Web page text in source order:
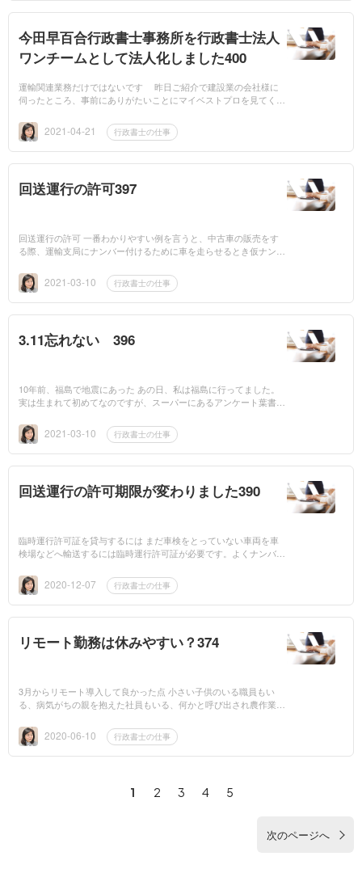
今田早百合行政書士事務所を行政書士法人
ワンチームとして法人化しました400
運輸関連業務だけではないです 昨日ご紹介で建設業の会社様に
伺ったところ、事前にありがたいことにマイベストプロを見てくだ
というご心配を...
2021-04-21 行政書士の仕事
回送運行の許可397
回送運行の許可 一番わかりやすい例を言うと、中古車の販売をす
る際、運輸支局にナンバー付けるために車を走らせるとき仮ナンバ
りていて、運...
2021-03-10 行政書士の仕事
3.11忘れない 396
10年前、福島で地震にあった あの日、私は福島に行ってました。
実は生まれて初めてなのですが、スーパーにあるアンケート葉書を
ようかと思っ...
2021-03-10 行政書士の仕事
回送運行の許可期限が変わりました390
臨時運行許可証を貸与するには まだ車検をとっていない車両を車
検場などへ輸送するには臨時運行許可証が必要です。よくナンバー
口に行って借り...
2020-12-07 行政書士の仕事
リモート勤務は休みやすい？374
3月からリモート導入して良かった点 小さい子供のいる職員もい
る、病気がちの親を抱えた社員もいる、何かと呼び出され農作業の
いている。9時...
2020-06-10 行政書士の仕事
1 2 3 4 5
次のページへ